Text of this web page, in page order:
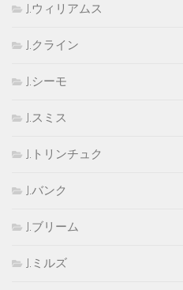
J.ウィリアムス
J.クライン
J.シーモ
J.スミス
J.トリンチュク
J.バンク
J.ブリーム
J.ミルズ